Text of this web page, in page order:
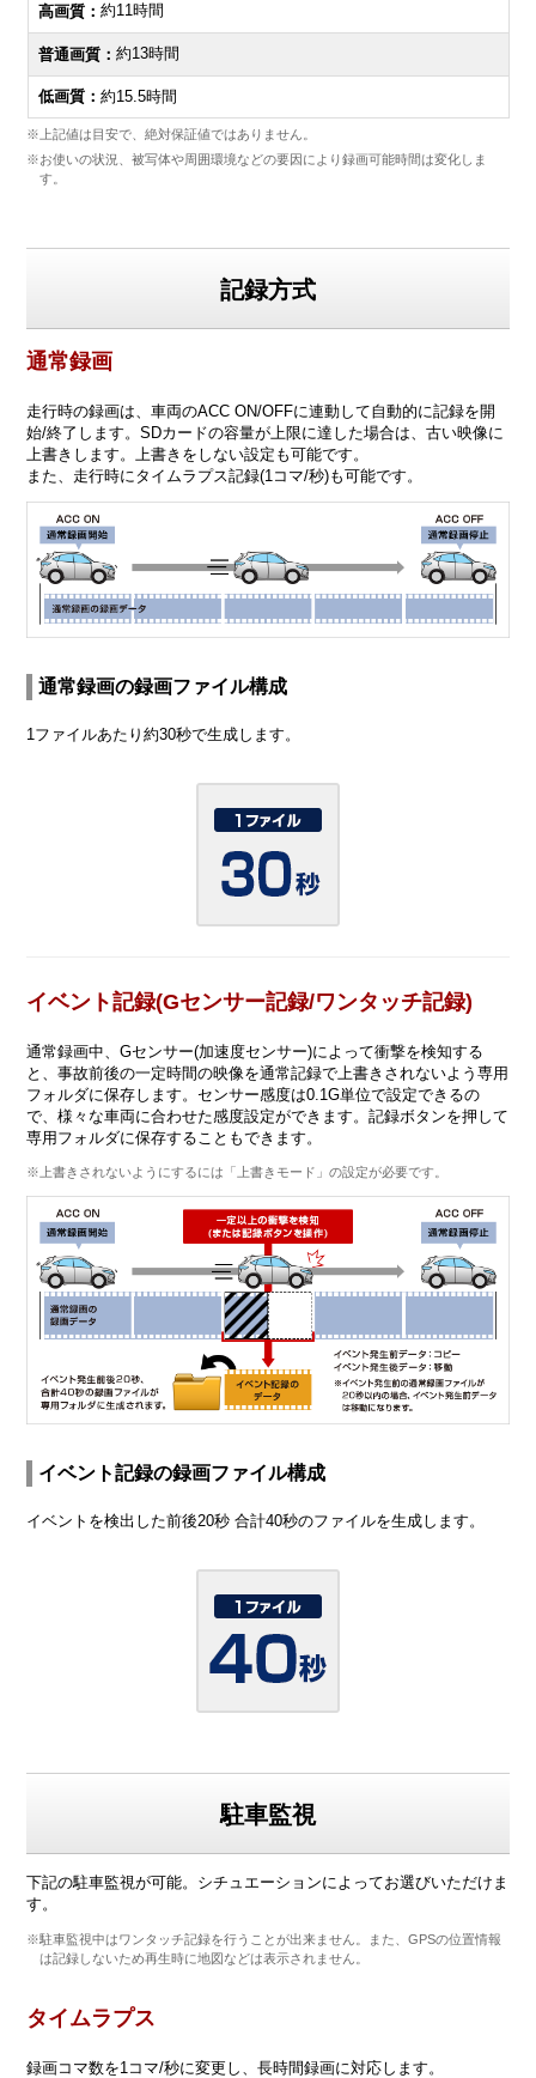
約11時間
約13時間
約15.5時間
※上記値は目安で、絶対保証値ではありません。
※お使いの状況、被写体や周囲環境などの要因により録画可能時間は変化しま
す。
記録方式
通常録画
走行時の録画は、車両のACC ON/OFFに連動して自動的に記録を開
始/終了します。SDカードの容量が上限に達した場合は、古い映像に
上書きします。上書きをしない設定も可能です。
また、走行時にタイムラプス記録(1コマ/秒)も可能です。
通常録画の録画ファイル構成
1ファイルあたり約30秒で生成します。
イベント記録(Gセンサー記録/ワンタッチ記録)
通常録画中、Gセンサー(加速度センサー)によって衝撃を検知する
と、事故前後の一定時間の映像を通常記録で上書きされないよう専用
フォルダに保存します。センサー感度は0.1G単位で設定できるの
で、様々な車両に合わせた感度設定ができます。記録ボタンを押して
専用フォルダに保存することもできます。
※上書きされないようにするには「上書きモード」の設定が必要です。
イベント記録の録画ファイル構成
イベントを検出した前後20秒 合計40秒のファイルを生成します。
駐車監視
下記の駐車監視が可能。シチュエーションによってお選びいただけま
す。
※駐車監視中はワンタッチ記録を行うことが出来ません。また、GPSの位置情報
は記録しないため再生時に地図などは表示されません。
タイムラプス
録画コマ数を1コマ/秒に変更し、長時間録画に対応します。